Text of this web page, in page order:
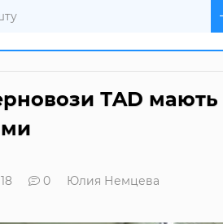
ТAD
0 Юлия Немцева